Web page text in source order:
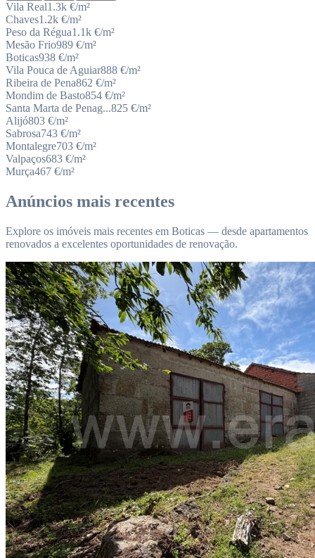
Vila Real1.3k €/m²
Chaves1.2k €/m²
Peso da Régua1.1k €/m²
Mesão Frio989 €/m²
Boticas938 €/m²
Vila Pouca de Aguiar888 €/m²
Ribeira de Pena862 €/m²
Mondim de Basto854 €/m²
Santa Marta de Penag...825 €/m²
Alijó803 €/m²
Sabrosa743 €/m²
Montalegre703 €/m²
Valpaços683 €/m²
Murça467 €/m²
Anúncios mais recentes
Explore os imóveis mais recentes em Boticas — desde apartamentos
renovados a excelentes oportunidades de renovação.